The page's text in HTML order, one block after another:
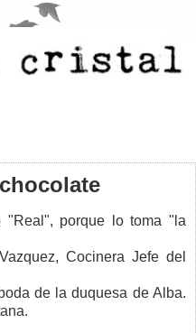
porque lo toma "la
Cocinera Jefe del
de la duquesa de Alba.